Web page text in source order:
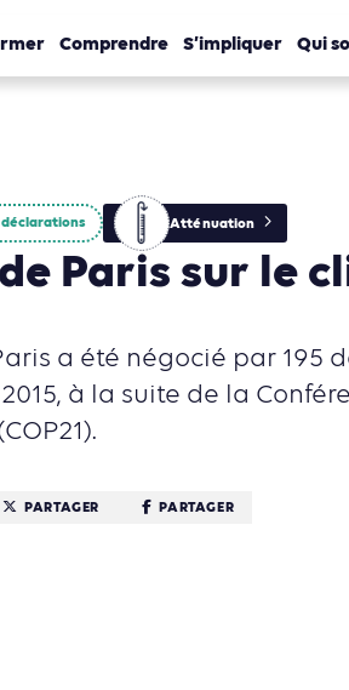
Comprendre S’impliquer Qui
Atténuation
Paris sur le
a été négocié par 195
à la suite de la
PARTAGER PARTAGER